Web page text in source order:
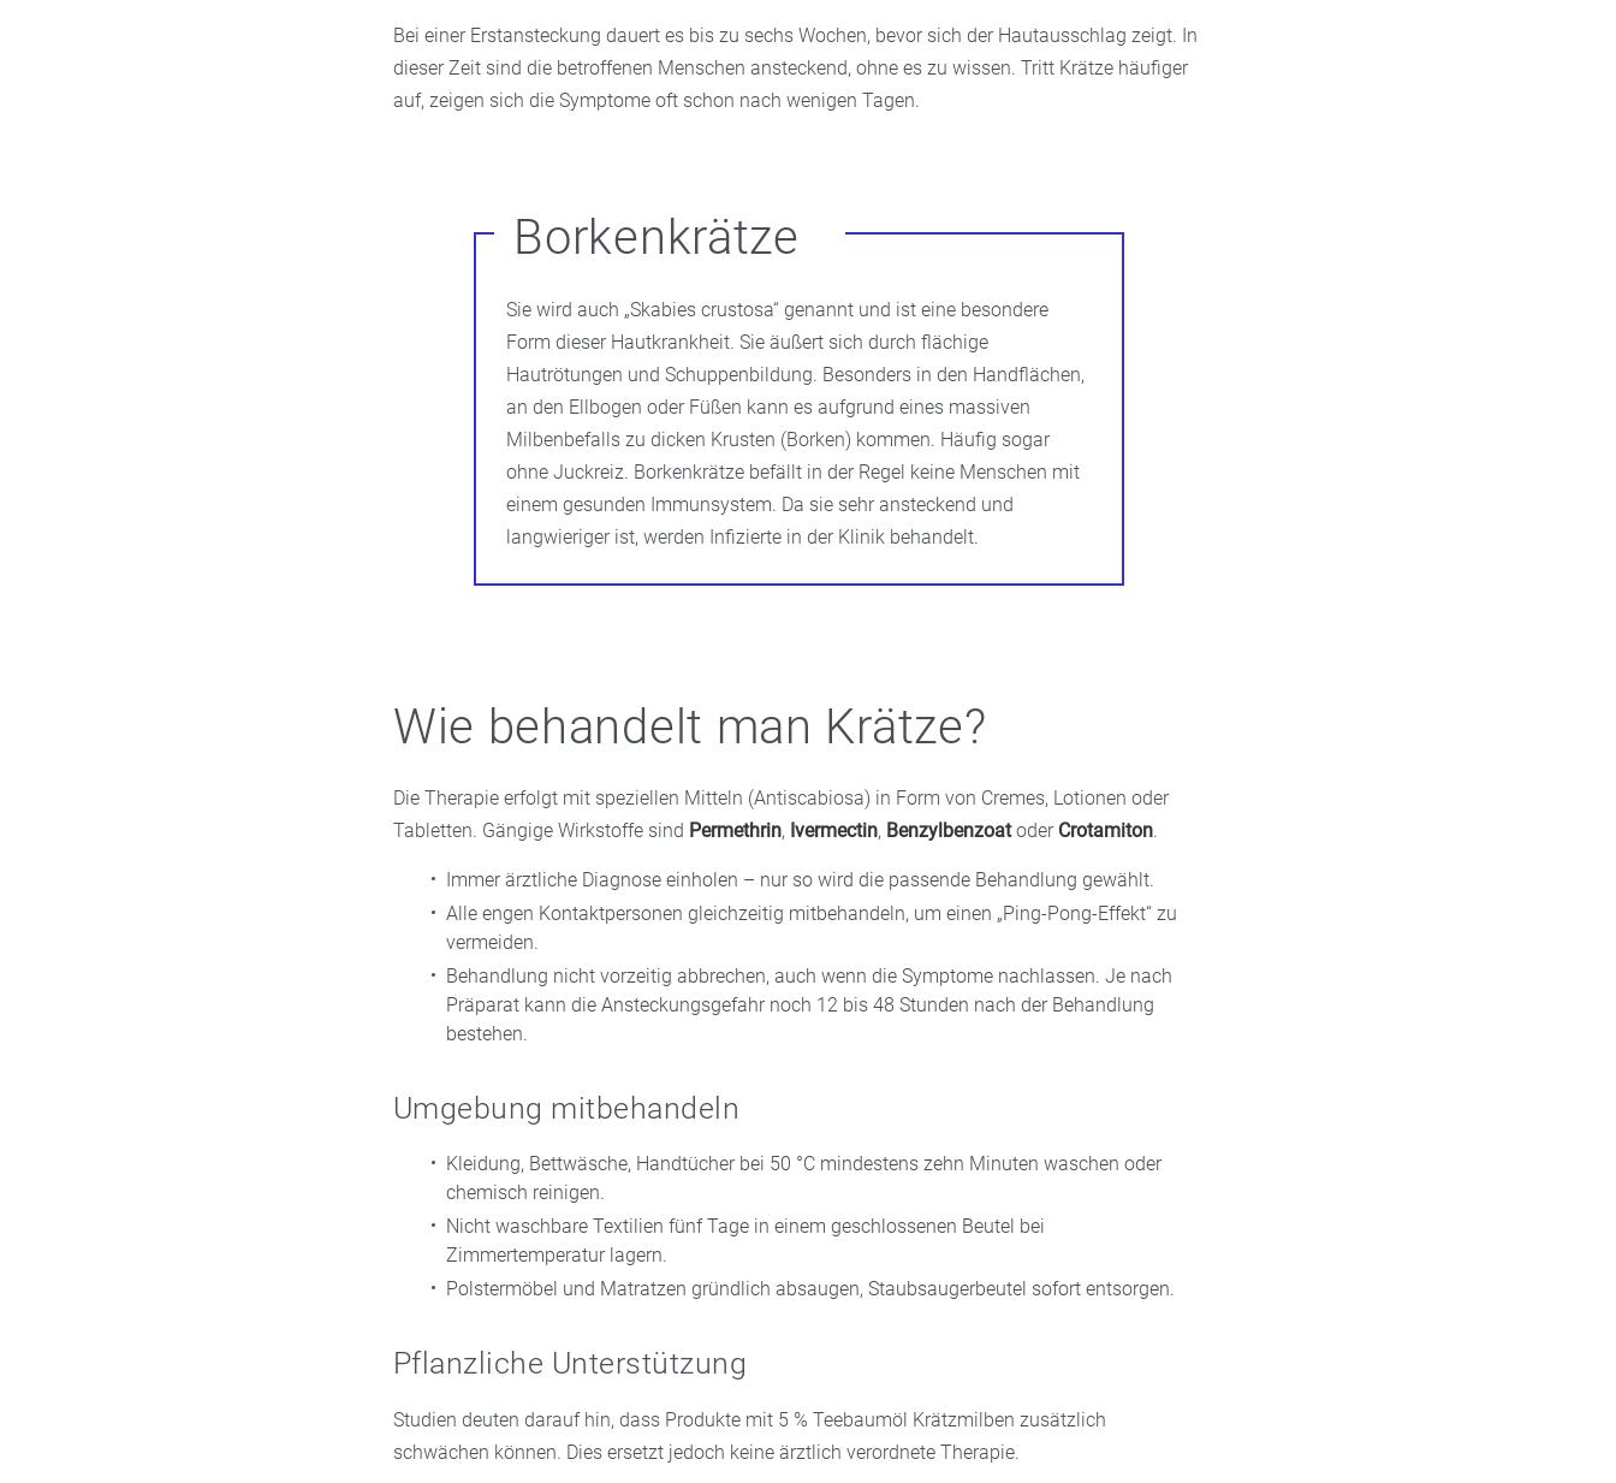
Bei einer Erstansteckung dauert es bis zu sechs Wochen, bevor sich der Hautausschlag zeigt. In
dieser Zeit sind die betroffenen Menschen ansteckend, ohne es zu wissen. Tritt Krätze häufiger
auf, zeigen sich die Symptome oft schon nach wenigen Tagen.
Borkenkrätze
Sie wird auch „Skabies crustosa“ genannt und ist eine besondere
Form dieser Hautkrankheit. Sie äußert sich durch flächige
Hautrötungen und Schuppenbildung. Besonders in den Handflächen,
an den Ellbogen oder Füßen kann es aufgrund eines massiven
Milbenbefalls zu dicken Krusten (Borken) kommen. Häufig sogar
ohne Juckreiz. Borkenkrätze befällt in der Regel keine Menschen mit
einem gesunden Immunsystem. Da sie sehr ansteckend und
langwieriger ist, werden Infizierte in der Klinik behandelt.
Wie behandelt man Krätze?
Die Therapie erfolgt mit speziellen Mitteln (Antiscabiosa) in Form von Cremes, Lotionen oder
Tabletten. Gängige Wirkstoffe sind Permethrin, Ivermectin, Benzylbenzoatoder Crotamiton.
Immer ärztliche Diagnose einholen – nur so wird die passende Behandlung gewählt.
Alle engen Kontaktpersonen gleichzeitig mitbehandeln, um einen „Ping-Pong-Effekt“ zu
vermeiden.
Behandlung nicht vorzeitig abbrechen, auch wenn die Symptome nachlassen. Je nach
Präparat kann die Ansteckungsgefahr noch 12 bis 48 Stunden nach der Behandlung
bestehen.
Umgebung mitbehandeln
Kleidung, Bettwäsche, Handtücher bei 50 °C mindestens zehn Minuten waschen oder
chemisch reinigen.
Nicht waschbare Textilien fünf Tage in einem geschlossenen Beutel bei
Zimmertemperatur lagern.
Polstermöbel und Matratzen gründlich absaugen, Staubsaugerbeutel sofort entsorgen.
Pflanzliche Unterstützung
Studien deuten darauf hin, dass Produkte mit 5 % Teebaumöl Krätzmilben zusätzlich
schwächen können. Dies ersetzt jedoch keine ärztlich verordnete Therapie.